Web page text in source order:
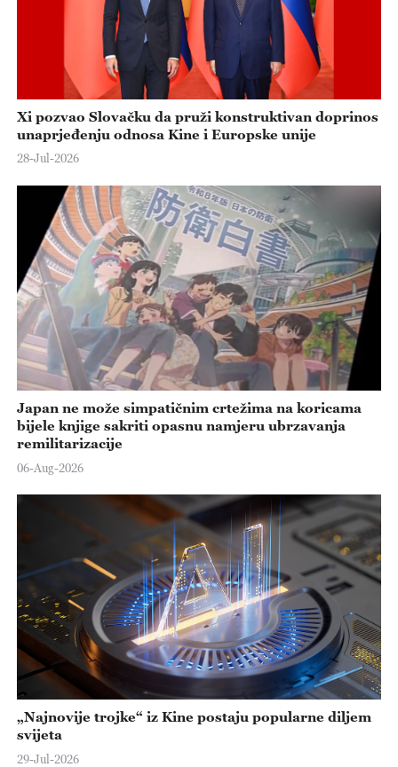
Xi pozvao Slovačku da pruži konstruktivan doprinos
unaprjeđenju odnosa Kine i Europske unije
28-Jul-2026
Japan ne može simpatičnim crtežima na koricama
bijele knjige sakriti opasnu namjeru ubrzavanja
remilitarizacije
06-Aug-2026
„Najnovije trojke“ iz Kine postaju popularne diljem
svijeta
29-Jul-2026